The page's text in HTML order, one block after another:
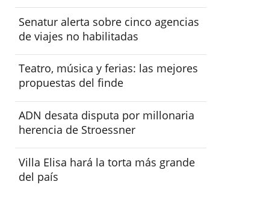
Senatur alerta sobre cinco agencias
de viajes no habilitadas
Teatro, música y ferias: las mejores
propuestas del finde
ADN desata disputa por millonaria
herencia de Stroessner
Villa Elisa hará la torta más grande
del país